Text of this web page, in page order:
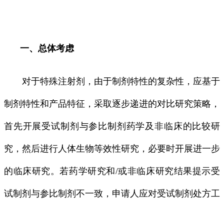
一、总体考虑
对于特殊注射剂，由于制剂特性的复杂性，应基于
制剂特性和产品特征，采取逐步递进的对比研究策略，
首先开展受试制剂与参比制剂药学及非临床的比较研
究，然后进行人体生物等效性研究，必要时开展进一步
的临床研究。若药学研究和/或非临床研究结果提示受
试制剂与参比制剂不一致，申请人应对受试制剂处方工